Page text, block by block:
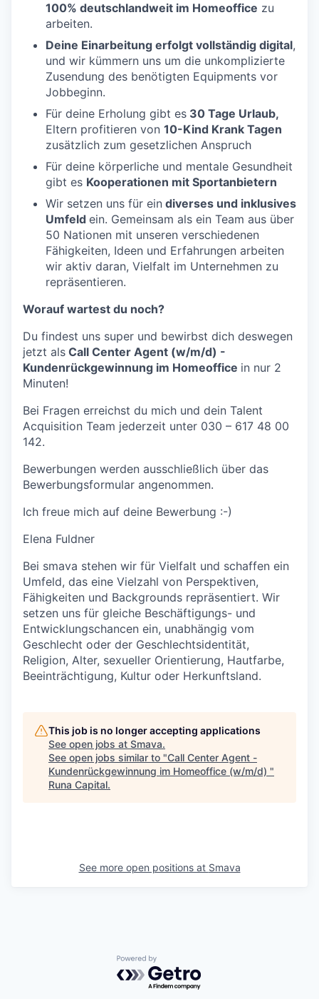
100% deutschlandweit im Homeoffice zu
arbeiten.
Deine Einarbeitung erfolgt vollständig digital,
und wir kümmern uns um die unkomplizierte
Zusendung des benötigten Equipments vor
Jobbeginn.
Für deine Erholung gibt es 30 Tage Urlaub,
Eltern profitieren von 10-Kind Krank Tagen
zusätzlich zum gesetzlichen Anspruch
Für deine körperliche und mentale Gesundheit
gibt es Kooperationen mit Sportanbietern
Wir setzen uns für ein diverses und inklusives
Umfeld ein. Gemeinsam als ein Team aus über
50 Nationen mit unseren verschiedenen
Fähigkeiten, Ideen und Erfahrungen arbeiten
wir aktiv daran, Vielfalt im Unternehmen zu
repräsentieren.
Worauf wartest du noch?
Du findest uns super und bewirbst dich deswegen
jetzt als Call Center Agent (w/m/d) -
Kundenrückgewinnung im Homeoffice in nur 2
Minuten!
Bei Fragen erreichst du mich und dein Talent
Acquisition Team jederzeit unter 030 – 617 48 00
142.
Bewerbungen werden ausschließlich über das
Bewerbungsformular angenommen.
Ich freue mich auf deine Bewerbung :-)
Elena Fuldner
Bei smava stehen wir für Vielfalt und schaffen ein
Umfeld, das eine Vielzahl von Perspektiven,
Fähigkeiten und Backgrounds repräsentiert. Wir
setzen uns für gleiche Beschäftigungs- und
Entwicklungschancen ein, unabhängig vom
Geschlecht oder der Geschlechtsidentität,
Religion, Alter, sexueller Orientierung, Hautfarbe,
Beeinträchtigung, Kultur oder Herkunftsland.
This job is no longer accepting applications
See open jobs at Smava.
See open jobs similar to "Call Center Agent -
Kundenrückgewinnung im Homeoffice (w/m/d) "
Runa Capital.
See more open positions at Smava
Powered by Getro.com